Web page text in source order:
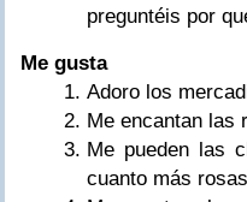
preguntéis por
Me gusta
Adoro los
Me encantan las
Me pueden las
cuanto más